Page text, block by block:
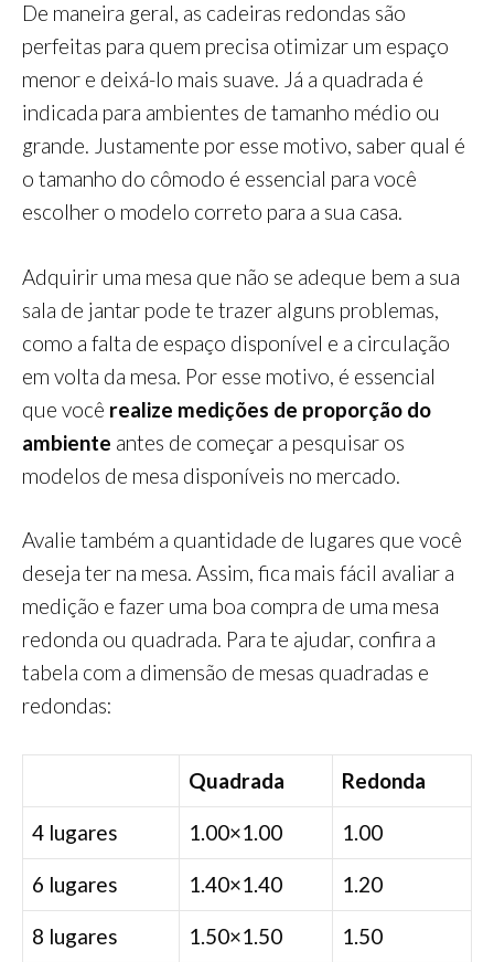
De maneira geral, as cadeiras redondas são
perfeitas para quem precisa otimizar um espaço
menor e deixá-lo mais suave. Já a quadrada é
indicada para ambientes de tamanho médio ou
grande. Justamente por esse motivo, saber qual é
o tamanho do cômodo é essencial para você
escolher o modelo correto para a sua casa.
Adquirir uma mesa que não se adeque bem a sua
sala de jantar pode te trazer alguns problemas,
como a falta de espaço disponível e a circulação
em volta da mesa. Por esse motivo, é essencial
que você realize medições de proporção do
ambiente antes de começar a pesquisar os
modelos de mesa disponíveis no mercado.
Avalie também a quantidade de lugares que você
deseja ter na mesa. Assim, fica mais fácil avaliar a
medição e fazer uma boa compra de uma mesa
redonda ou quadrada. Para te ajudar, confira a
tabela com a dimensão de mesas quadradas e
redondas:
Quadrada Redonda
4 lugares 1.00×1.00 1.00
6 lugares 1.40×1.40 1.20
8 lugares 1.50×1.50 1.50